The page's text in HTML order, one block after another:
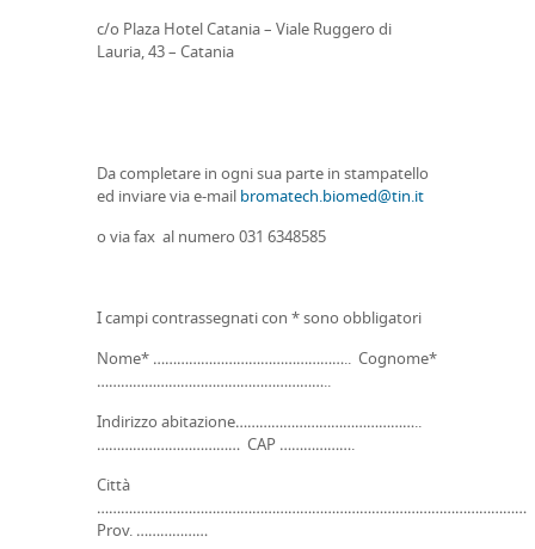
c/o Plaza Hotel Catania – Viale Ruggero di
Lauria, 43 – Catania
Da completare in ogni sua parte in stampatello
ed inviare via e-mail
bromatech.biomed@tin.it
o via fax al numero 031 6348585
I campi contrassegnati con * sono obbligatori
Nome* ………………………………………….. Cognome*
…………………………………………………..
Indirizzo abitazione………………………………………..
……………………………… CAP ……………….
Città
………………………………………………………………………………………………
Prov. ………………